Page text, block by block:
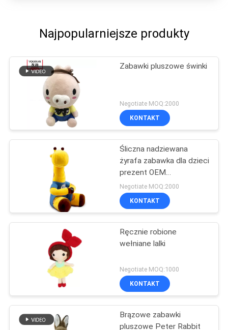
Najpopularniejsze produkty
Zabawki pluszowe świnki
Negotiate MOQ:2000
KONTAKT
Śliczna nadziewana
żyrafa zabawka dla dzieci
prezent OEM
Dostosowane
przetwarzanie
Negotiate MOQ:2000
KONTAKT
Ręcznie robione
wełniane lalki
Negotiate MOQ:1000
KONTAKT
Brązowe zabawki
pluszowe Peter Rabbit